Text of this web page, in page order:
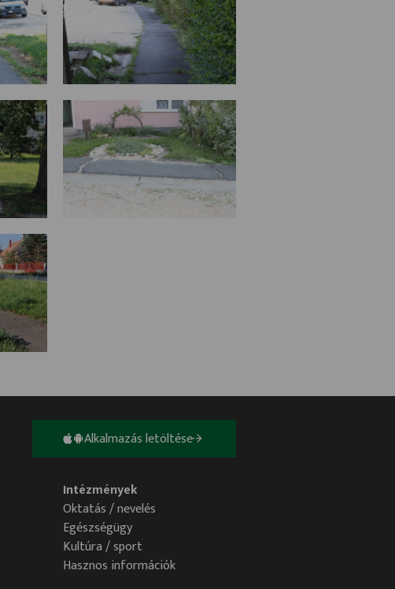
Alkalmazás letöltése
Intézmények
Oktatás / nevelés
Egészségügy
Kultúra / sport
Hasznos információk